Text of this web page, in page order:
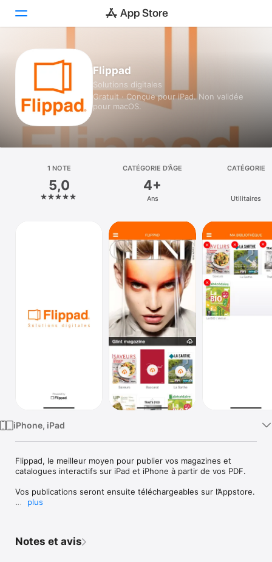
Aujourd’hui
Jeux
Apps
Arcade
Plateforme
iPhone
Flippad
Solutions digitales
Gratuit · Conçue pour iPad. Non validée
pour macOS.
1 NOTE
5,0
CATÉGORIE D’ÂGE
4+
Ans
CATÉGORIE
Utilitaires
iPhone, iPad
Flippad, le meilleur moyen pour publier vos magazines et
catalogues interactifs sur iPad et iPhone à partir de vos PDF.
Vos publications seront ensuite téléchargeables sur l’Appstore.
Liste des fonctionnalités :
plus
Notes et avis